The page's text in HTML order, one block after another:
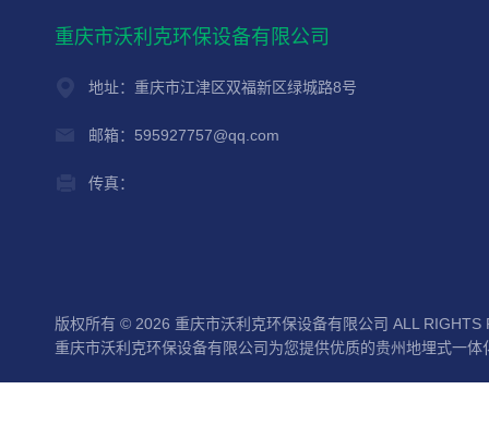
重庆市沃利克环保设备有限公司
地址：重庆市江津区双福新区绿城路8号
邮箱：595927757@qq.com
传真：
版权所有 © 2026 重庆市沃利克环保设备有限公司 ALL RIGHTS
重庆市沃利克环保设备有限公司为您提供优质的贵州地埋式一